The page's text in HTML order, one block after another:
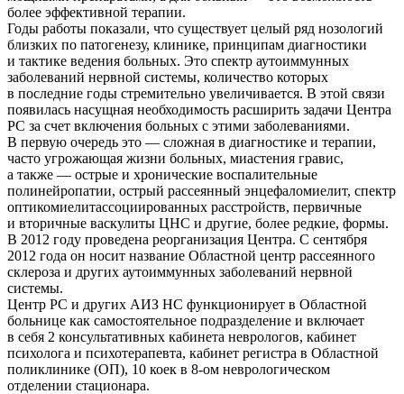
более эффективной терапии.
Годы работы показали, что существует целый ряд нозологий
близких по патогенезу, клинике, принципам диагностики
и тактике ведения больных. Это спектр аутоиммунных
заболеваний нервной системы, количество которых
в последние годы стремительно увеличивается. В этой связи
появилась насущная необходимость расширить задачи Центра
РС за счет включения больных с этими заболеваниями.
В первую очередь это — сложная в диагностике и терапии,
часто угрожающая жизни больных, миастения гравис,
а также — острые и хронические воспалительные
полинейропатии, острый рассеянный энцефаломиелит, спектр
оптикомиелитассоциированных расстройств, первичные
и вторичные васкулиты ЦНС и другие, более редкие, формы.
В 2012 году проведена реорганизация Центра. С сентября
2012 года он носит название Областной центр рассеянного
склероза и других аутоиммунных заболеваний нервной
системы.
Центр РС и других АИЗ НС функционирует в Областной
больнице как самостоятельное подразделение и включает
в себя 2 консультативных кабинета неврологов, кабинет
психолога и психотерапевта, кабинет регистра в Областной
поликлинике (ОП), 10 коек в 8-ом неврологическом
отделении стационара.